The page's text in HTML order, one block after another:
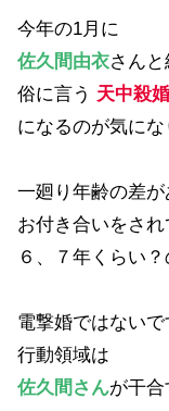
今年の1月に
佐久間由衣さん
俗に言う 天中殺婚
になるのが気に
一廻り年齢の差
お付き合いをされ
６、７年くらい
電撃婚ではない
行動領域は
佐久間さんが干